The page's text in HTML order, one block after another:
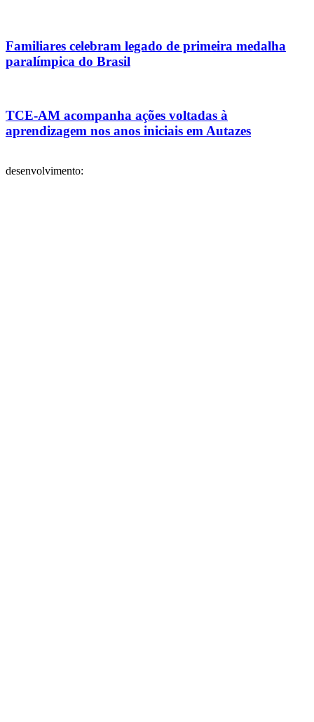
Familiares celebram legado de primeira medalha
paralímpica do Brasil
TCE-AM acompanha ações voltadas à
aprendizagem nos anos iniciais em Autazes
desenvolvimento: